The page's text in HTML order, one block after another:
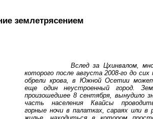
землетрясением
Вслед за Цхинвалом,
которого после августа 2008-го до
обрели крова, в Южной Осетии
еще один неустроенный город.
произошедшее 8 сентября, вынудило
часть населения Квайсы
горные ночи в палатках, сараях или в